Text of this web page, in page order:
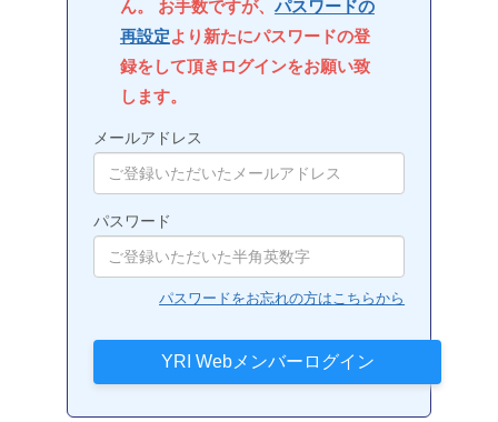
ん。 お手数ですが、 パスワードの
再設定より新たにパスワードの登
録をして頂きログインをお願い致
します。
メールアドレス
パスワード
パスワードをお忘れの方はこちらから